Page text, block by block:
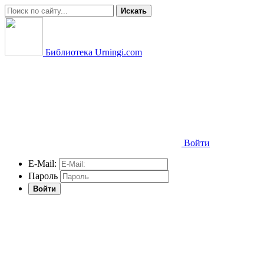
Искать
Библиотека Urningi.com
Войти
E-Mail:
Пароль
Войти